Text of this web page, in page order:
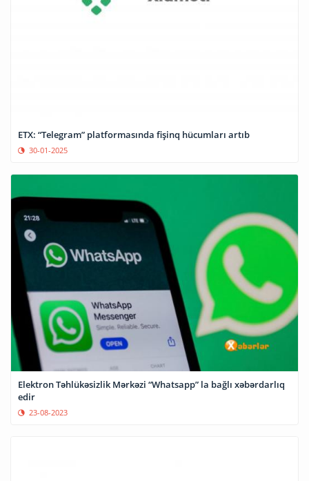
ETX: “Telegram” platformasında fişinq hücumları artıb
30-01-2025
Elektron Təhlükəsizlik Mərkəzi “Whatsapp” la bağlı xəbərdarlıq
edir
23-08-2023